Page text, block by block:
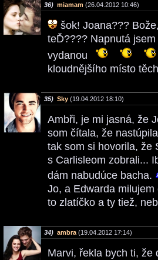
36) miamam (26.04.2012 10:46)
šok! Joana???
teĎ???? Napnutá
vydanou
kloudnějšího místo
35) Sky (19.04.2012 18:10)
Ambři, je mi jasná, že
som čítala, že
tak som si hovorila, že
s Carlisleom zobrali...
dám nabudúce bacha.
Jo, a Edwarda
to zlatíčko a ty tiež,
34) ambra (19.04.2012 17:14)
Marvi, řekla bych ti, že